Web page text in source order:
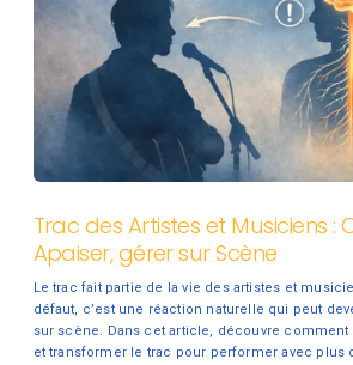
Trac des Artistes et Musiciens :
Apaiser, gérer sur Scène
Le trac fait partie de la vie des artistes et
défaut, c’est une réaction naturelle qui peut
sur scène. Dans cet article, découvre
et transformer le trac pour performer avec plus